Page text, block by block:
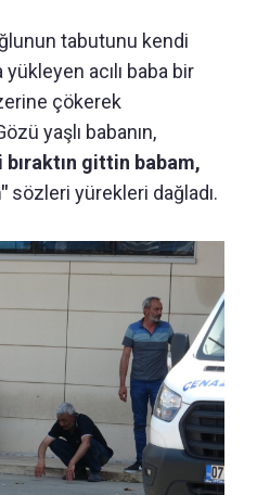
tabutunu kendi
acılı baba bir
çökerek
yaşlı babanın,
gittin babam,
sözleri yürekleri dağladı.